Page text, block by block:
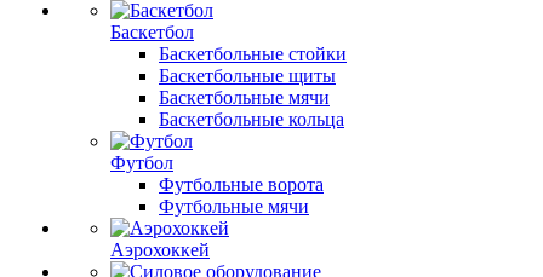
Баскетбол
Баскетбольные стойки
Баскетбольные щиты
Баскетбольные мячи
Баскетбольные кольца
Футбол
Футбольные ворота
Футбольные мячи
Аэрохоккей